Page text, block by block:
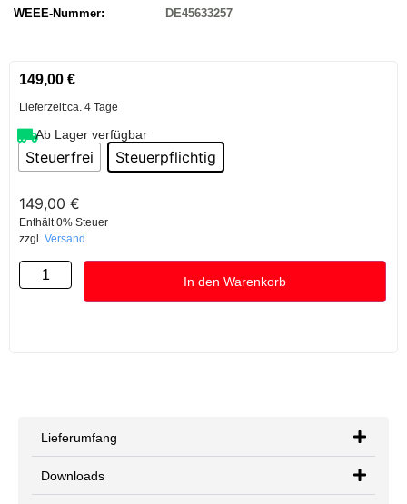
WEEE-Nummer:
DE45633257
149,00 €
Lieferzeit:ca. 4 Tage
Ab Lager verfügbar
Steuerfrei Steuerpflichtig
149,00 €
Enthält 0% Steuer
zzgl. Versand
In den Warenkorb
Lieferumfang
Downloads